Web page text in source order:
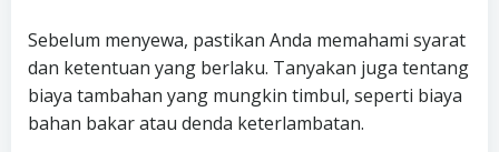
Sebelum menyewa, pastikan Anda memahami syarat
dan ketentuan yang berlaku. Tanyakan juga tentang
biaya tambahan yang mungkin timbul, seperti biaya
bahan bakar atau denda keterlambatan.